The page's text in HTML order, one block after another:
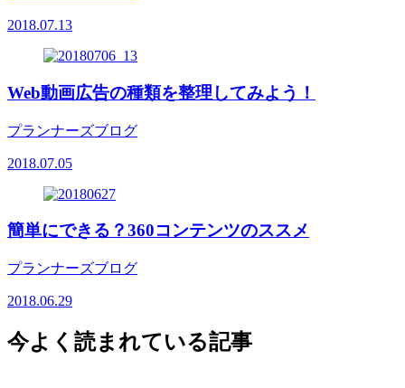
2018.07.13
Web動画広告の種類を整理してみよう！
プランナーズブログ
2018.07.05
簡単にできる？360コンテンツのススメ
プランナーズブログ
2018.06.29
今よく読まれている記事